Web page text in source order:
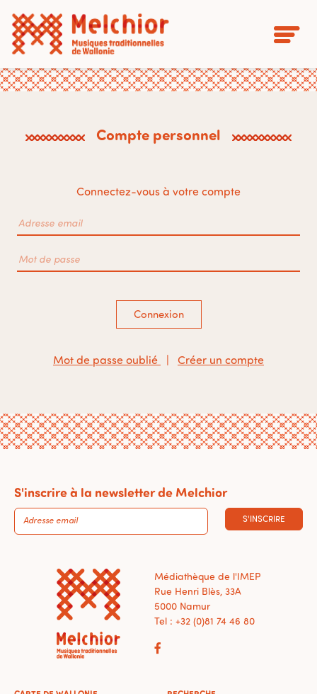
Compte personnel
Connectez-vous à votre compte
Connexion
Mot de passe oublié Créer un compte
S'inscrire à la newsletter de Melchior
S'INSCRIRE
Médiathèque de l'IMEP
Rue Henri Blès, 33A
5000 Namur
Tel : +32 (0)81 74 46 80